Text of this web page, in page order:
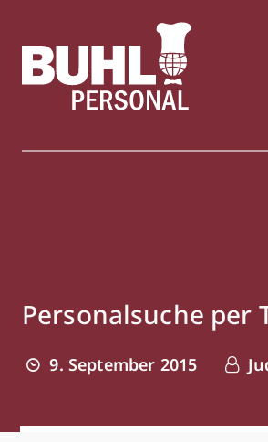
Personalsuche per
9. September 2015